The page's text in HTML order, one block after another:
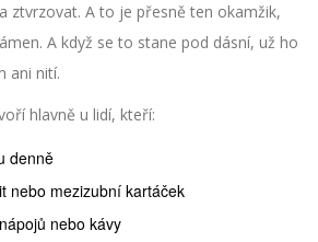
ztvrzovat. A to je přesně ten okamžik,
A když se to stane pod dásní, už ho
ani nití.
hlavně u lidí, kteří:
denně
nebo mezizubní kartáček
nebo kávy